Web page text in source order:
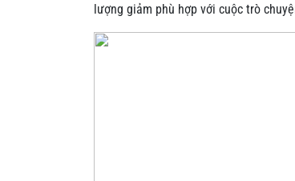
lượng giảm phù hợp với cuộc trò